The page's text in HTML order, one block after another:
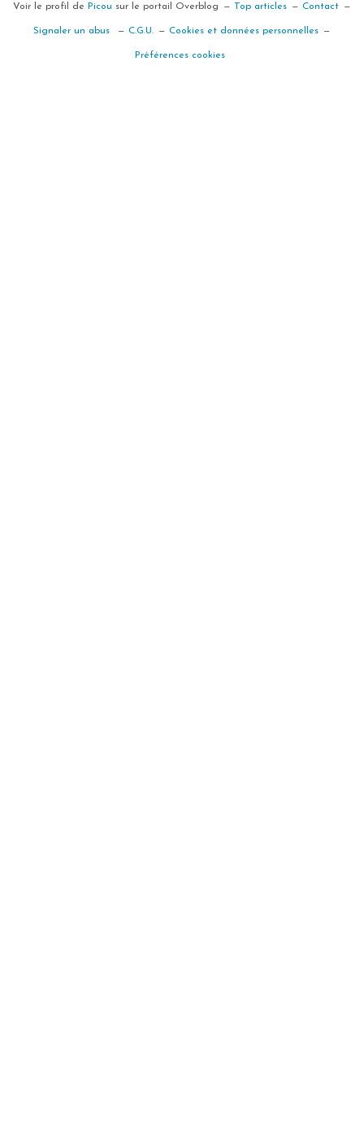
Voir le profil de Picou sur le portail Overblog Top articles Contact
Signaler un abus C.G.U. Cookies et données personnelles
Préférences cookies